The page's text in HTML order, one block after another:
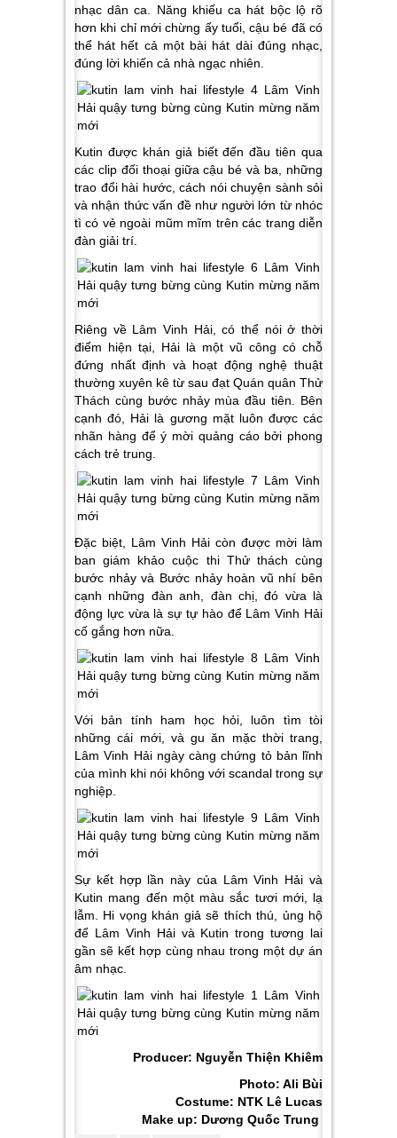
nhạc dân ca. Năng khiếu ca hát bộc lộ rõ
hơn khi chỉ mới chừng ấy tuổi, cậu bé đã có
thể hát hết cả một bài hát dài đúng nhạc,
đúng lời khiến cả nhà ngạc nhiên.
Kutin được khán giả biết đến đầu tiên qua
các clip đối thoại giữa cậu bé và ba, những
trao đổi hài hước, cách nói chuyện sành sỏi
và nhận thức vấn đề như người lớn từ nhóc
tì có vẻ ngoài mũm mĩm trên các trang diễn
đàn giải trí.
Riêng về Lâm Vinh Hải, có thể nói ở thời
điểm hiện tại, Hải là một vũ công có chỗ
đứng nhất định và hoạt động nghệ thuật
thường xuyên kê từ sau đạt Quán quân Thử
Thách cùng bước nhảy mùa đầu tiên. Bên
cạnh đó, Hải là gương mặt luôn được các
nhãn hàng để ý mời quảng cáo bởi phong
cách trẻ trung.
Đặc biệt, Lâm Vinh Hải còn được mời làm
ban giám khảo cuộc thi Thử thách cùng
bước nhảy và Bước nhảy hoàn vũ nhí bên
cạnh những đàn anh, đàn chị, đó vừa là
động lực vừa là sự tự hào để Lâm Vinh Hải
cố gắng hơn nữa.
Với bản tính ham học hỏi, luôn tìm tòi
những cái mới, và gu ăn mặc thời trang,
Lâm Vinh Hải ngày càng chứng tỏ bản lĩnh
của mình khi nói không với scandal trong sự
nghiệp.
Sự kết hợp lần này của Lâm Vinh Hải và
Kutin mang đến một màu sắc tươi mới, lạ
lẫm. Hi vọng khán giả sẽ thích thú, ủng hộ
để Lâm Vinh Hải và Kutin trong tương lai
gần sẽ kết hợp cùng nhau trong một dự án
âm nhạc.
Producer: Nguyễn Thiện Khiêm
Photo: Ali Bùi
Costume: NTK Lê Lucas
Make up: Dương Quốc Trung